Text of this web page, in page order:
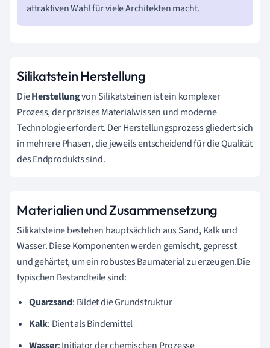
attraktiven Wahl für viele Architekten macht.
Silikatstein Herstellung
DieHerstellungvon Silikatsteinen ist ein komplexer
Prozess, der präzises Materialwissen und moderne
Technologie erfordert. Der Herstellungsprozess gliedert sich
in mehrere Phasen, die jeweils entscheidend für die Qualität
des Endprodukts sind.
Materialien und Zusammensetzung
Silikatsteine bestehen hauptsächlich aus Sand, Kalk und
Wasser. Diese Komponenten werden gemischt, gepresst
und gehärtet, um ein robustes Baumaterial zu erzeugen.Die
typischen Bestandteile sind:
Quarzsand: Bildet die Grundstruktur
Kalk: Dient als Bindemittel
Wasser: Initiator der chemischen Prozesse